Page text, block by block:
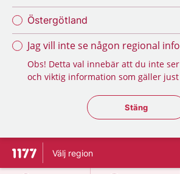
Östergötland
Jag vill inte se någon regional
Obs! Detta val innebär att du inte
och viktig information som gäller
Stäng
Stäng
Till startsidan för 1177
Välj region
på 1177.se
på 1177.se